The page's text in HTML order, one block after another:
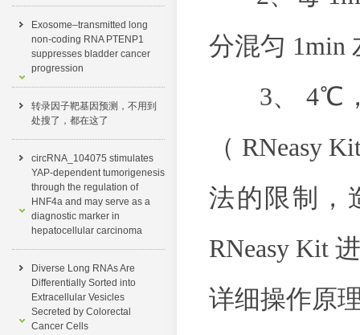
Exosome–transmitted long
non-coding RNA PTENP1
suppresses bladder cancer
progression
转录因子靶基因预测，不用到
处搜了，都在这了​
circRNA_104075 stimulates
YAP-dependent tumorigenesis
through the regulation of
HNF4a and may serve as a
diagnostic marker in
hepatocellular carcinoma
Diverse Long RNAs Are
Differentially Sorted into
Extracellular Vesicles
Secreted by Colorectal
Cancer Cells
分混匀 1min
3、 4℃，
（ RNeasy
法的限制，
RNeasy Kit
详细操作原